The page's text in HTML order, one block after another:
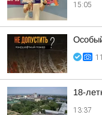
15:05
18-
13:37